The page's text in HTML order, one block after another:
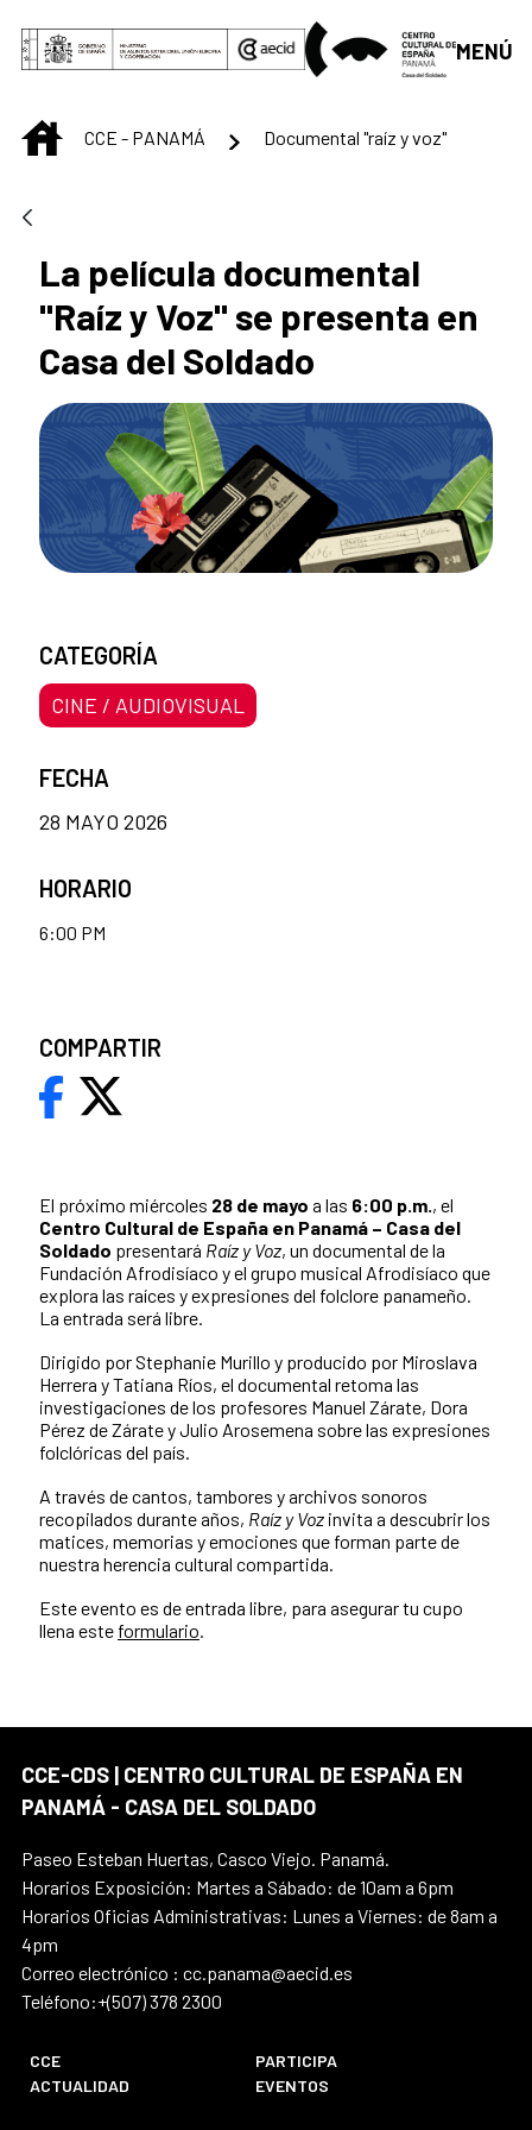
Saltar al contenido principal
MENÚ
INICIOCCE - PANAMÁ Documental "raíz y voz"
La película documental
"Raíz y Voz" se presenta en
Casa del Soldado
El próximo miércoles 28 de mayo a las 6:00 p.m., el
Centro Cultural de España en Panamá – Casa del
Soldado presentará Raíz y Voz, un documental de la
Fundación Afrodisíaco y el grupo musical Afrodisíaco que
explora las raíces y expresiones del folclore panameño.
La entrada será libre.
Dirigido por Stephanie Murillo y producido por Miroslava
Herrera y Tatiana Ríos, el documental retoma las
investigaciones de los profesores Manuel Zárate, Dora
Pérez de Zárate y Julio Arosemena sobre las expresiones
folclóricas del país.
A través de cantos, tambores y archivos sonoros
recopilados durante años, Raíz y Voz invita a descubrir los
matices, memorias y emociones que forman parte de
nuestra herencia cultural compartida.
Este evento es de entrada libre, para asegurar tu cupo
llena este formulario.
CATEGORÍA
CINE / AUDIOVISUAL
FECHA
28 MAYO 2026
HORARIO
6:00 PM
COMPARTIR
CCE-CDS | CENTRO CULTURAL DE ESPAÑA EN
PANAMÁ - CASA DEL SOLDADO
Paseo Esteban Huertas, Casco Viejo. Panamá.
Horarios Exposición: Martes a Sábado: de 10am a 6pm
Horarios Oficias Administrativas: Lunes a Viernes: de 8am a
4pm
Correo electrónico : cc.panama@aecid.es
Teléfono:+(507) 378 2300
CCE
PARTICIPA
ACTUALIDAD
EVENTOS